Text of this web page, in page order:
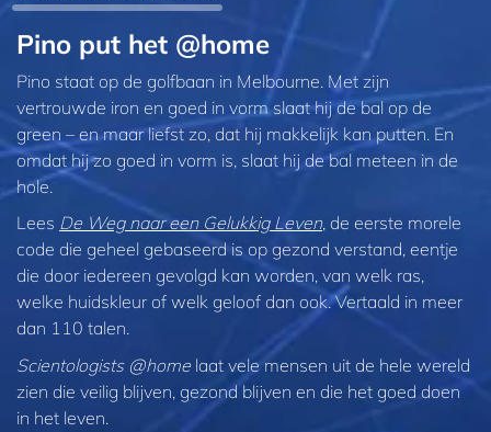
Pino put het @home
Pino staat op de golfbaan in Melbourne. Met zijn
vertrouwde iron en goed in vorm slaat hij de bal op de
green – en maar liefst zo, dat hij makkelijk kan putten. En
omdat hij zo goed in vorm is, slaat hij de bal meteen in de
hole.
Lees De Weg naar een Gelukkig Leven, de eerste morele
code die geheel gebaseerd is op gezond verstand, eentje
die door iedereen gevolgd kan worden, van welk ras,
welke huidskleur of welk geloof dan ook. Vertaald in meer
dan 110 talen.
Scientologists @home laat vele mensen uit de hele wereld
zien die veilig blijven, gezond blijven en die het goed doen
in het leven.